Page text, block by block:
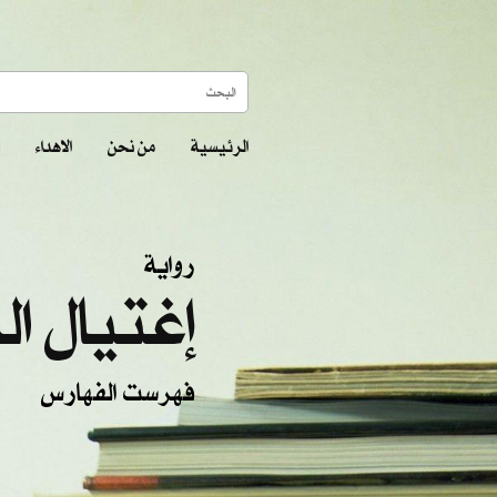
الرئيسية من نحن الاهداء
رواية
إغتيال
فهرست الفهارس